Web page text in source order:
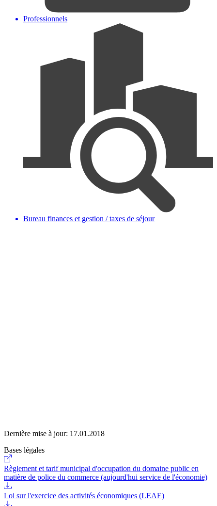
Professionnels
Bureau finances et gestion / taxes de séjour
Dernière mise à jour: 17.01.2018
Bases légales
Règlement et tarif municipal d'occupation du domaine public en
matière de police du commerce (aujourd'hui service de l'économie)
Loi sur l'exercice des activités économiques (LEAE)